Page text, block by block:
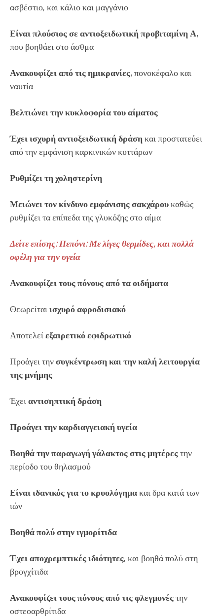
ασβέστιο, και κάλιο και μαγγάνιο
Είναι πλούσιος σε αντιοξειδωτική προβιταμίνη Α,
που βοηθάει στο άσθμα
Ανακουφίζει από τις ημικρανίες, πονοκέφαλο και
ναυτία
Βελτιώνει την κυκλοφορία του αίματος
Έχει ισχυρή αντιοξειδωτική δράσηκαι προστατεύει
από την εμφάνιση καρκινικών κυττάρων
Ρυθμίζει τη χοληστερίνη
Μειώνει τον κίνδυνο εμφάνισης σακχάρουκαθώς
ρυθμίζει τα επίπεδα της γλυκόζης στο αίμα
Δείτε επίσης: Πεπόνι: Με λίγες θερμίδες, και πολλά
οφέλη για την υγεία
Ανακουφίζει τους πόνους από τα οιδήματα
Θεωρείταιισχυρό αφροδισιακό
Αποτελείεξαιρετικό εφιδρωτικό
Προάγει τηνσυγκέντρωση και την καλή λειτουργία
της μνήμης
Έχειαντισηπτική δράση
Προάγει την καρδιαγγειακή υγεία
Βοηθά την παραγωγή γάλακτος στις μητέρεςτην
περίοδο του θηλασμού
Είναι ιδανικός για το κρυολόγημακαι δρα κατά των
ιών
Βοηθά πολύ στην ιγμορίτιδα
Έχει αποχρεμπτικές ιδιότητες, και βοηθά πολύ στη
βρογχίτιδα
Ανακουφίζει τους πόνους από τις φλεγμονέςτην
οστεοαρθρίτιδα